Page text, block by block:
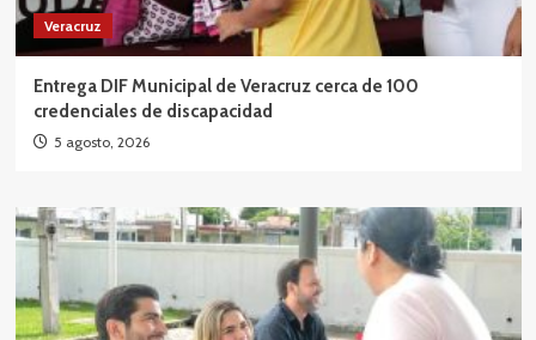
Veracruz
Entrega DIF Municipal de Veracruz cerca de 100
credenciales de discapacidad
5 agosto, 2026